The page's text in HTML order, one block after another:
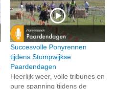
Succesvolle Ponyrennen
tijdens Stompwijkse
Paardendagen
Heerlijk weer, volle tribunes en
pure spanning tijdens de